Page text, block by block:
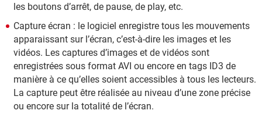
les boutons d’arrêt, de pause, de play, etc.
Capture écran : le logiciel enregistre tous les mouvements
apparaissant sur l’écran, c’est-à-dire les images et les
vidéos. Les captures d’images et de vidéos sont
enregistrées sous format AVI ou encore en tags ID3 de
manière à ce qu’elles soient accessibles à tous les lecteurs.
La capture peut être réalisée au niveau d’une zone précise
ou encore sur la totalité de l’écran.